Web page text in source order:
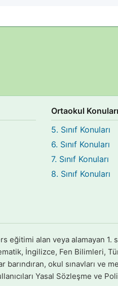
Ortaokul Konuları
5. Sınıf Konuları
6. Sınıf Konuları
7. Sınıf Konuları
8. Sınıf Konuları
alan veya alamayan 1.
İngilizce, Fen Bilimleri,
okul sınavları ve
Yasal Sözleşme ve